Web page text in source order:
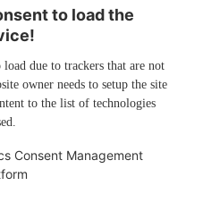
to load the
due to trackers that are not
owner needs to setup the site
to the list of technologies
Consent Management